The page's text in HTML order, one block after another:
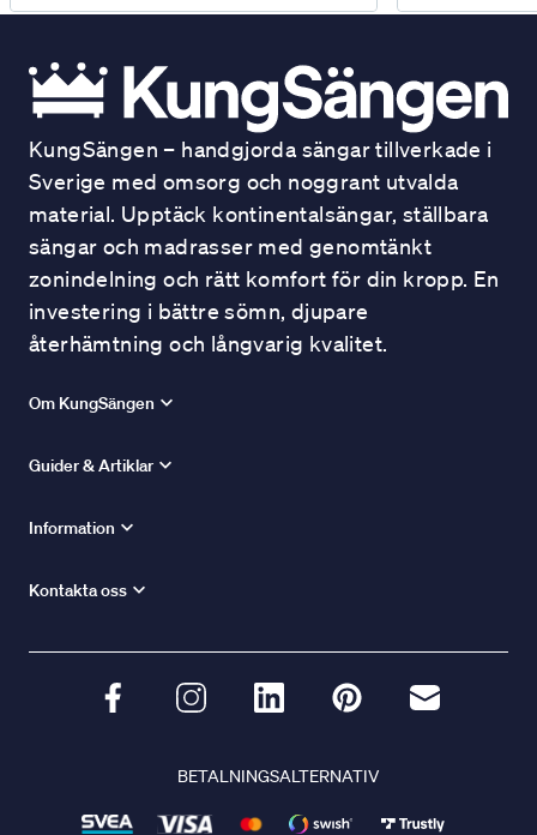
KungSängen – handgjorda sängar tillverkade i
Sverige med omsorg och noggrant utvalda
material. Upptäck kontinentalsängar, ställbara
sängar och madrasser med genomtänkt
zonindelning och rätt komfort för din kropp. En
investering i bättre sömn, djupare
återhämtning och långvarig kvalitet.
Om KungSängen
Guider & Artiklar
Information
Kontakta oss
BETALNINGSALTERNATIV